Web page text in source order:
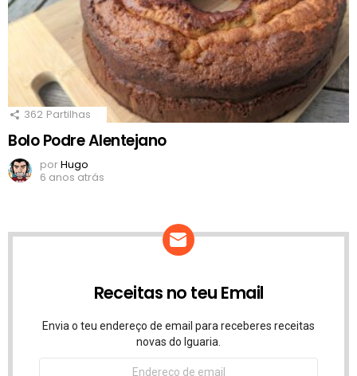
362 Partilhas
Bolo Podre Alentejano
porHugo
6 anos atrás
Receitas no teu Email
Envia o teu endereço de email para receberes receitas
novas do Iguaria.
Endereço